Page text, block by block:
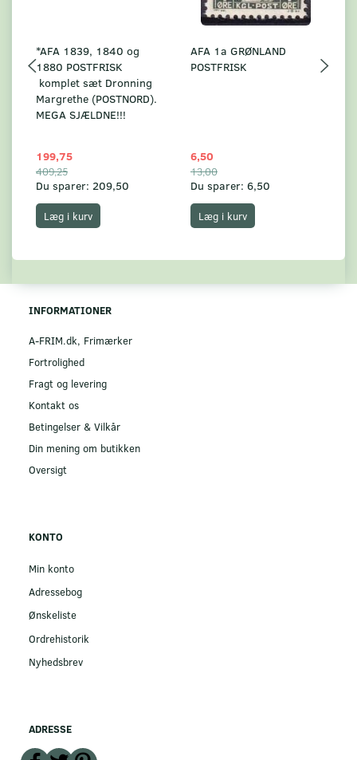
*AFA 1839, 1840 og
1880 POSTFRISK
komplet sæt Dronning
Margrethe (POSTNORD).
MEGA SJÆLDNE!!!
199,75
409,25
Du sparer: 209,50
Læg i kurv
AFA 1a GRØNLAND
POSTFRISK
6,50
13,00
Du sparer: 6,50
Læg i kurv
INFORMATIONER
A-FRIM.dk, Frimærker
Fortrolighed
Fragt og levering
Kontakt os
Betingelser & Vilkår
Din mening om butikken
Oversigt
KONTO
Min konto
Adressebog
Ønskeliste
Ordrehistorik
Nyhedsbrev
ADRESSE